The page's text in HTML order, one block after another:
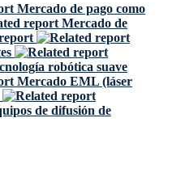
Mercado de pago como
Mercado de
robótica suave
Mercado EML (láser
de difusión de